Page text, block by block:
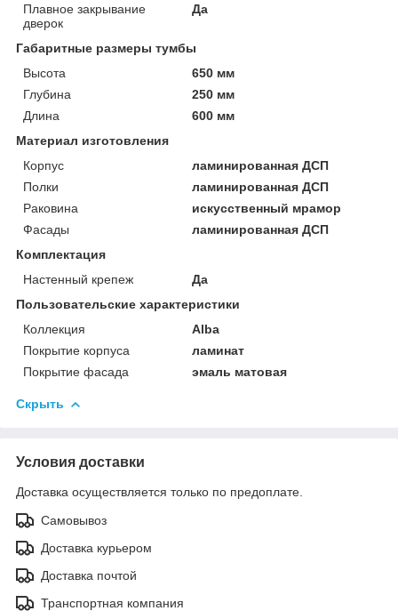
Плавное закрывание
дверок
Да
Габаритные размеры тумбы
Высота
650 мм
Глубина
250 мм
Длина
600 мм
Материал изготовления
Корпус
ламинированная ДСП
Полки
ламинированная ДСП
Раковина
искусственный мрамор
Фасады
ламинированная ДСП
Комплектация
Настенный крепеж
Да
Пользовательские характеристики
Коллекция
Alba
Покрытие корпуса
ламинат
Покрытие фасада
эмаль матовая
Скрыть
Условия доставки
Доставка осуществляется только по предоплате.
Самовывоз
Доставка курьером
Доставка почтой
Транспортная компания